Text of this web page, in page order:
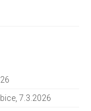
7.3.2026